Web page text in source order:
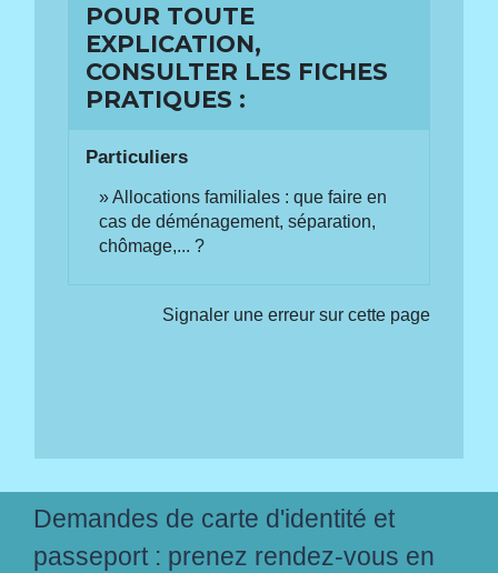
POUR TOUTE
EXPLICATION,
CONSULTER LES FICHES
PRATIQUES :
Particuliers
Allocations familiales : que faire en
cas de déménagement, séparation,
chômage,... ?
Signaler une erreur sur cette page
Demandes de carte d'identité et
passeport : prenez rendez-vous en